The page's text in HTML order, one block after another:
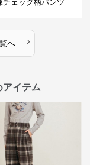
チェック柄パンツ
へ ›
アイテム